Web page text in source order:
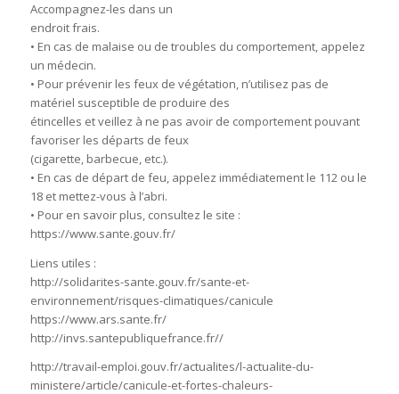
Accompagnez-les dans un
endroit frais.
• En cas de malaise ou de troubles du comportement, appelez
un médecin.
• Pour prévenir les feux de végétation, n’utilisez pas de
matériel susceptible de produire des
étincelles et veillez à ne pas avoir de comportement pouvant
favoriser les départs de feux
(cigarette, barbecue, etc.).
• En cas de départ de feu, appelez immédiatement le 112 ou le
18 et mettez-vous à l’abri.
• Pour en savoir plus, consultez le site :
https://www.sante.gouv.fr/
Liens utiles :
http://solidarites-sante.gouv.fr/sante-et-
environnement/risques-climatiques/canicule
https://www.ars.sante.fr/
http://invs.santepubliquefrance.fr//
http://travail-emploi.gouv.fr/actualites/l-actualite-du-
ministere/article/canicule-et-fortes-chaleurs-